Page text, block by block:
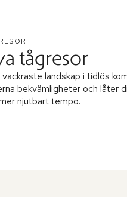
RESOR
tågresor
landskap i tidlös
bekvämligheter och låter
njutbart tempo.